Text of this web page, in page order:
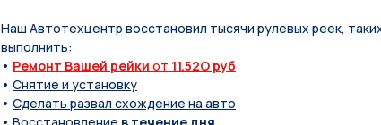
Наш Автотехцентр восстановил тысячи рулевых реек,
выполнить:
• Ремонт Вашей рейки от 11.52O руб
• Снятие и установку
• Сделать развал схождение на авто